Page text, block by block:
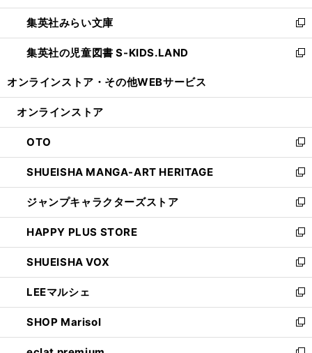
開
く
ウ
で
開
く
ン
ド
ウ
で
ウ
ィ
ン
ド
開
集英社みらい文庫
新
し
い
ン
ウ
で
開
く
集英社の児童図書 S-KIDS.LAND
新
ウ
ン
ド
ウ
で
開
く
オンラインストア・ その他WEBサービス
オンラインストア
OTO
新
し
い
ウ
ィ
ン
ド
ウ
で
開
く
SHUEISHA MANGA-ART HERITAGE
新
し
い
ウ
ィ
ン
ド
ウ
で
開
く
ジャンプキャラクターズストア
新
し
い
ウ
ィ
ン
ド
ウ
で
開
HAPPY PLUS STORE
新
し
い
ウ
ィ
ン
ド
ウ
SHUEISHA VOX
新
し
い
ウ
ィ
ン
LEEマルシェ
新
し
い
ウ
SHOP Marisol
新
し